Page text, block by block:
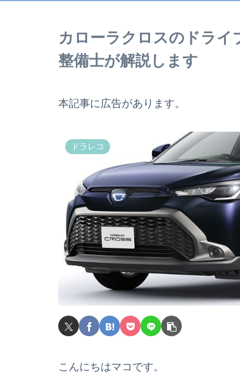
カローラクロスのドライ
整備士が解説します
本記事に広告があります。
ドラレコ
こんにちはマコです。